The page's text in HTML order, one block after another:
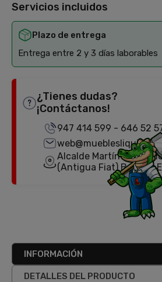
Servicios incluidos
Plazo de entrega
Entrega entre 2 y 3 días laborables
¿Tienes dudas?
¡Contáctanos!
947 414 599 - 646 52
Alcalde Martín Cobos,
(Antigua Fiat) Burgos,
INFORMACIÓN
DETALLES DEL PRODUCTO